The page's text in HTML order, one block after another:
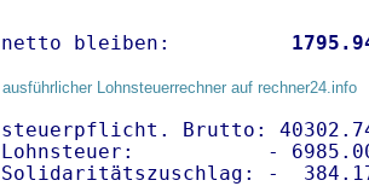
netto bleiben:
ausführlicher Lohnsteuerrechner auf rechner24.info
steuerpflicht. Brutto:
Lohnsteuer:           -
Solidaritätszuschlag: -